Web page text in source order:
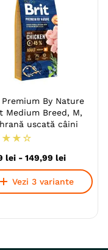
Premium By Nature
Medium Breed, M,
uscată câini
★ ★ ☆
lei - 149,99 lei
Vezi 3 variante